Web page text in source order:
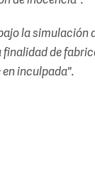
la simulación
finalidad de
inculpada".